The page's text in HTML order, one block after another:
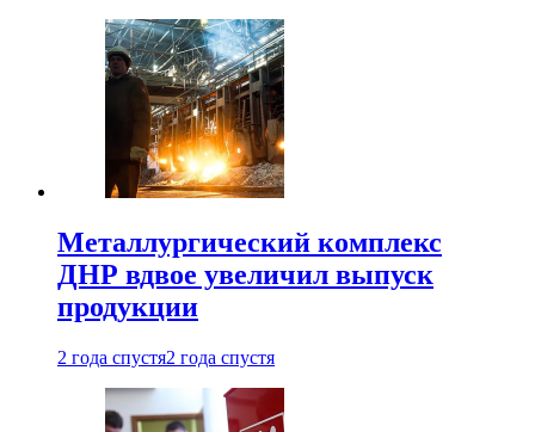
Металлургический комплекс
ДНР вдвое увеличил выпуск
продукции
2 года спустя2 года спустя